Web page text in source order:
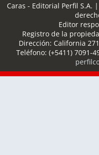
Caras - Editorial Perfil S.A.
Editor
Registro de la
Dirección: California
Teléfono: (+5411) 7091-